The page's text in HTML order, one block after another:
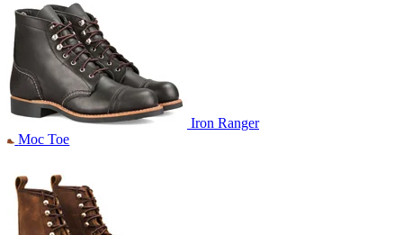
Iron Ranger
Moc Toe